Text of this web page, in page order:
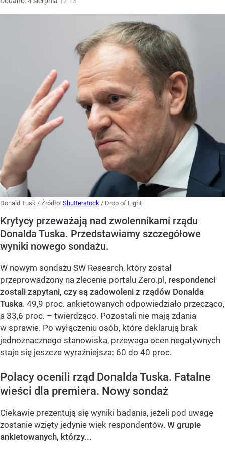
Donald Tusk / Źródło: Shutterstock / Drop of Light
Krytycy przeważają nad zwolennikami rządu
Donalda Tuska. Przedstawiamy szczegółowe
wyniki nowego sondażu.
W nowym sondażu SW Research, który został
przeprowadzony na zlecenie portalu Zero.pl, respondenci
zostali zapytani, czy są zadowoleni z rządów Donalda
Tuska. 49,9 proc. ankietowanych odpowiedziało przecząco,
a 33,6 proc. – twierdząco. Pozostali nie mają zdania
w sprawie. Po wyłączeniu osób, które deklarują brak
jednoznacznego stanowiska, przewaga ocen negatywnych
staje się jeszcze wyraźniejsza: 60 do 40 proc.
Polacy ocenili rząd Donalda Tuska. Fatalne
wieści dla premiera. Nowy sondaż
Ciekawie prezentują się wyniki badania, jeżeli pod uwagę
zostanie wzięty jedynie wiek respondentów. W grupie
ankietowanych, którzy...